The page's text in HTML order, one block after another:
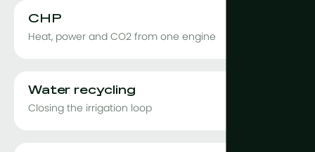
CHP
Heat, power and CO2 from one engine
Water recycling
Closing the irrigation loop